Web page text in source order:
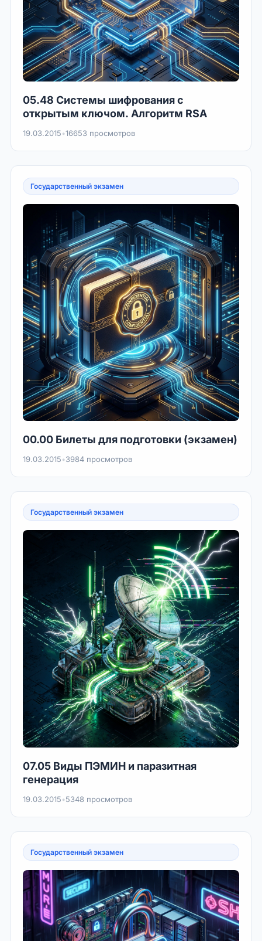
05.48 Системы шифрования с
открытым ключом. Алгоритм RSA
19.03.2015•16653 просмотров
Государственный экзамен
00.00 Билеты для подготовки (экзамен)
19.03.2015•3984 просмотров
Государственный экзамен
07.05 Виды ПЭМИН и паразитная
генерация
19.03.2015•5348 просмотров
Государственный экзамен